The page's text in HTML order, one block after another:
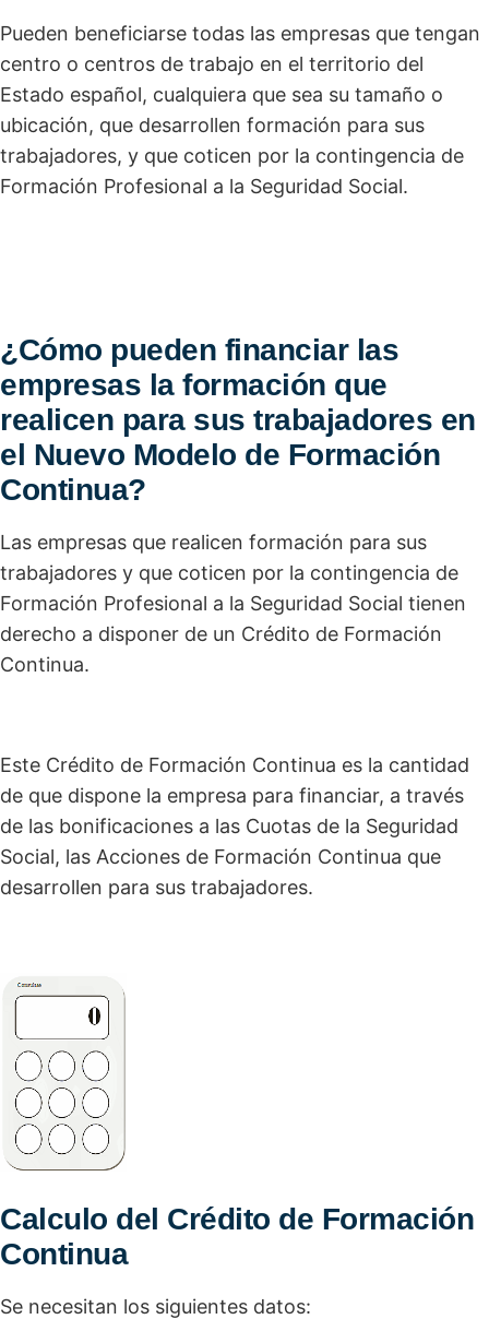
Pueden beneficiarse todas las empresas que tengan
centro o centros de trabajo en el territorio del
Estado español, cualquiera que sea su tamaño o
ubicación, que desarrollen formación para sus
trabajadores, y que coticen por la contingencia de
Formación Profesional a la Seguridad Social.
¿Cómo pueden financiar las
empresas la formación que
realicen para sus trabajadores en
el Nuevo Modelo de Formación
Continua?
Las empresas que realicen formación para sus
trabajadores y que coticen por la contingencia de
Formación Profesional a la Seguridad Social tienen
derecho a disponer de un Crédito de Formación
Continua.
Este Crédito de Formación Continua es la cantidad
de que dispone la empresa para financiar, a través
de las bonificaciones a las Cuotas de la Seguridad
Social, las Acciones de Formación Continua que
desarrollen para sus trabajadores.
Calculo del Crédito de Formación
Continua
Se necesitan los siguientes datos: